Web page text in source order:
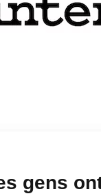
gens